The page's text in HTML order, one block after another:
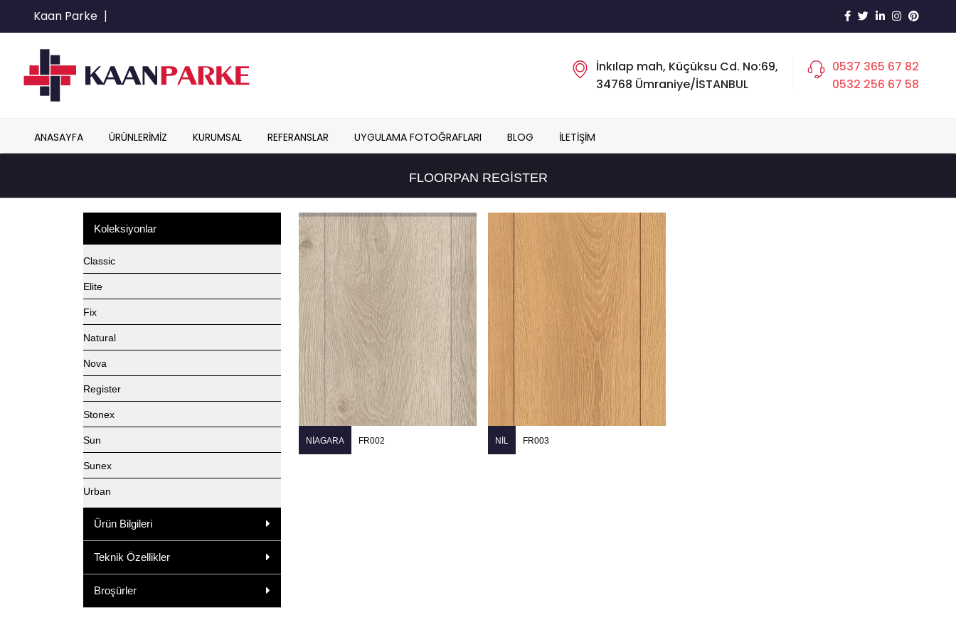
Kaan Parke
İnkılap mah, Küçüksu Cd. No:69,
34768 Ümraniye/İSTANBUL
0537 365 67 82
0532 256 67 58
ANASAYFA ÜRÜNLERIMIZ KURUMSAL REFERANSLAR UYGULAMA FOTOĞRAFLARI BLOG İLETIŞIM
FLOORPAN REGISTER
Koleksiyonlar
Classic
Elite
Fix
Natural
Nova
Register
Stonex
Sun
Sunex
Urban
Ürün Bilgileri
Teknik Özellikler
Broşürler
NIAGARA FR002 NIL FR003